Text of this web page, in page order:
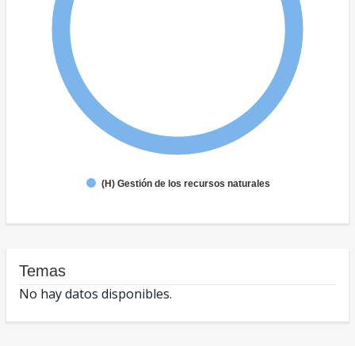
(H) Gestión de los recursos naturales
Temas
No hay datos disponibles.